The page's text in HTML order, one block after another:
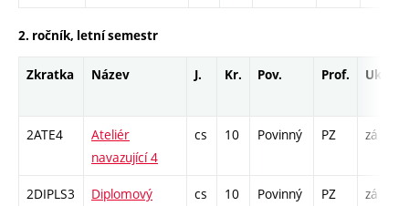
2. ročník, letní semestr
Zkratka Název J. Kr. Pov. Prof. Uk.
2ATE4
Ateliér
navazující 4
cs 10 Povinný PZ zá
2DIPLS3
Diplomový
cs 10 Povinný PZ zá